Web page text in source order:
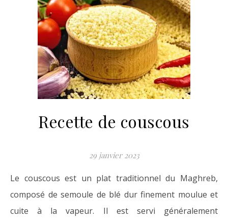
Recette de couscous
29 janvier 2023
Le couscous est un plat traditionnel du Maghreb,
composé de semoule de blé dur finement moulue et
cuite à la vapeur. Il est servi généralement